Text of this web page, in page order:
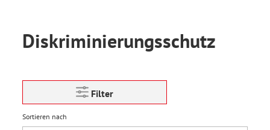
Diskriminierungsschutz
Filter
Sortieren nach